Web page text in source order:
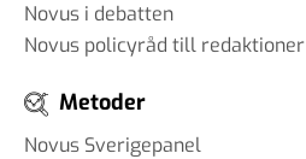
Novus i debatten
Novus policyråd till redaktioner
Metoder
Novus Sverigepanel